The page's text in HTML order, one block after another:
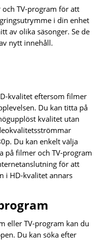
TV-program för att
i din enhet
av olika säsonger. Se de
nytt innehåll.
kvalitet eftersom filmer
Du kan titta på
kvalitet utan
Du kan enkelt välja
på filmer och TV-program
för att
i HD-kvalitet annars
eller TV-program kan du
Du kan söka efter